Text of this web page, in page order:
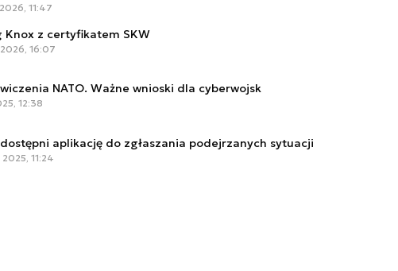
11:47
Knox z certyfikatem SKW
16:07
NATO. Ważne wnioski dla cyberwojsk
12:38
aplikację do zgłaszania podejrzanych sytuacji
11:24